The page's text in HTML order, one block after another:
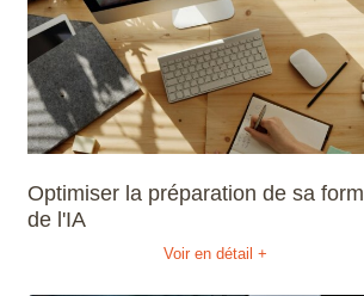
Optimiser la préparation de sa
de l'IA
Voir en détail +